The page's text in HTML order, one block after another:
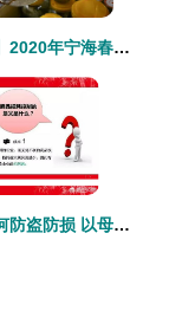
【年货指南】2020年宁海春节年货展销会，日用品选购不容错过
大型超市如何防盗防损 以母婴用品销售为焦点